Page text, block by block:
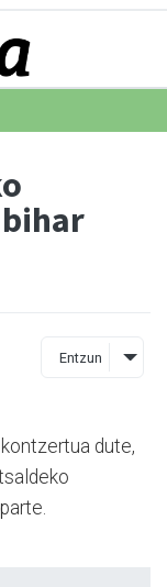
Entzun
dute,